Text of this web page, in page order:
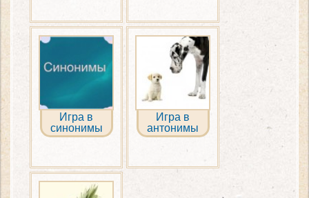
Игра в
синонимы
Игра в
антонимы